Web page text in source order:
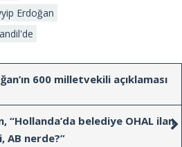
Erdoğan
600 milletvekili açıklaması
“Hollanda’da belediye OHAL ilan
AB nerde?”